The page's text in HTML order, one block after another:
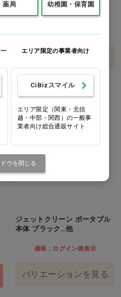
価格：ログイン後表示
ジェットクリーン ポータブル
本体 ブラック…他
価格：ログイン後表示
バリエーションを見る
薬局 幼稚園・保育園
エリア限定の事業者向け
CiBizスマイル
エリア限定（関東・北信
越・中部・関西）の一般事
業者向け総合通販サイト
ウを閉じる